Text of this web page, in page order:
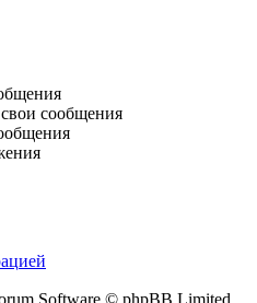
сообщения
ацией
Software © phpBB Limited